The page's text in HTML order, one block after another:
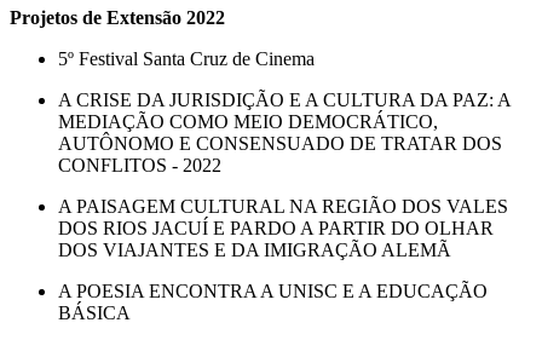
Projetos de Extensão 2022
5º Festival Santa Cruz de Cinema
A CRISE DA JURISDIÇÃO E A CULTURA DA PAZ: A
MEDIAÇÃO COMO MEIO DEMOCRÁTICO,
AUTÔNOMO E CONSENSUADO DE TRATAR DOS
CONFLITOS - 2022
A PAISAGEM CULTURAL NA REGIÃO DOS VALES
DOS RIOS JACUÍ E PARDO A PARTIR DO OLHAR
DOS VIAJANTES E DA IMIGRAÇÃO ALEMÃ
A POESIA ENCONTRA A UNISC E A EDUCAÇÃO
BÁSICA